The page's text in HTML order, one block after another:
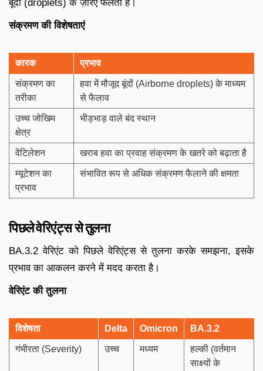
बूंदों (droplets) के ज़रिए फैलता है।
संक्रमण की विशेषताएं
कारक प्रभाव
संक्रमण का
तरीका
हवा में मौजूद बूंदों (Airborne droplets) के माध्यम
से फैलाव
उच्च जोखिम
क्षेत्र
भीड़भाड़ वाले बंद स्थान
वेंटिलेशन खराब हवा का प्रवाह संक्रमण के खतरे को बढ़ाता है
म्यूटेशन का
प्रभाव
संभावित रूप से अधिक संक्रमण फैलाने की क्षमता
पिछले वेरिएंट्स से तुलना
BA.3.2 वेरिएंट को पिछले वेरिएंट्स से तुलना करके समझना, इसके
प्रभाव का आकलन करने में मदद करता है।
वेरिएंट की तुलना
विशेषता Delta Omicron BA.3.2
गंभीरता (Severity) उच्च मध्यम
हल्की (वर्तमान
साक्ष्यों के